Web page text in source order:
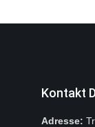
Kontakt
Adresse: